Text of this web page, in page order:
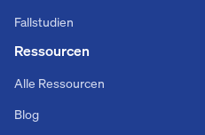
Fallstudien
Ressourcen
Alle Ressourcen
Blog